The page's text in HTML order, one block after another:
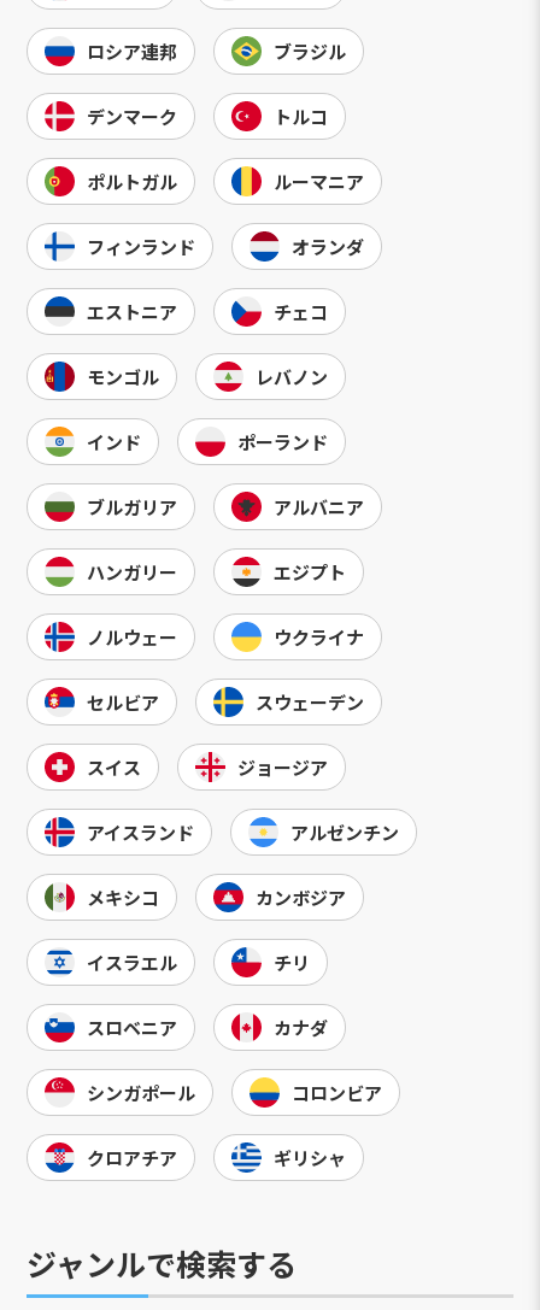
ロシア連邦 ブラジル
デンマーク トルコ
ポルトガル ルーマニア
フィンランド オランダ
エストニア チェコ
モンゴル レバノン
インド ポーランド
ブルガリア アルバニア
ハンガリー エジプト
ノルウェー ウクライナ
セルビア スウェーデン
スイス ジョージア
アイスランド アルゼンチン
メキシコ カンボジア
イスラエル チリ
スロベニア カナダ
シンガポール コロンビア
クロアチア ギリシャ
ジャンルで検索する